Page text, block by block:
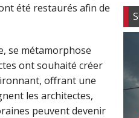
été restaurés afin de
se métamorphose
ont souhaité créer
offrant une
les architectes,
peuvent devenir